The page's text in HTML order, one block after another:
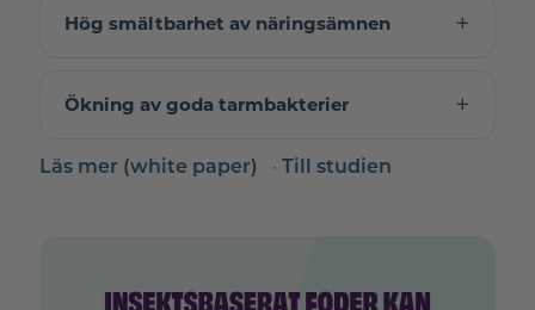
Hög smältbarhet av näringsämnen
Ökning av goda tarmbakterier
Läs mer (white paper) · Till studien